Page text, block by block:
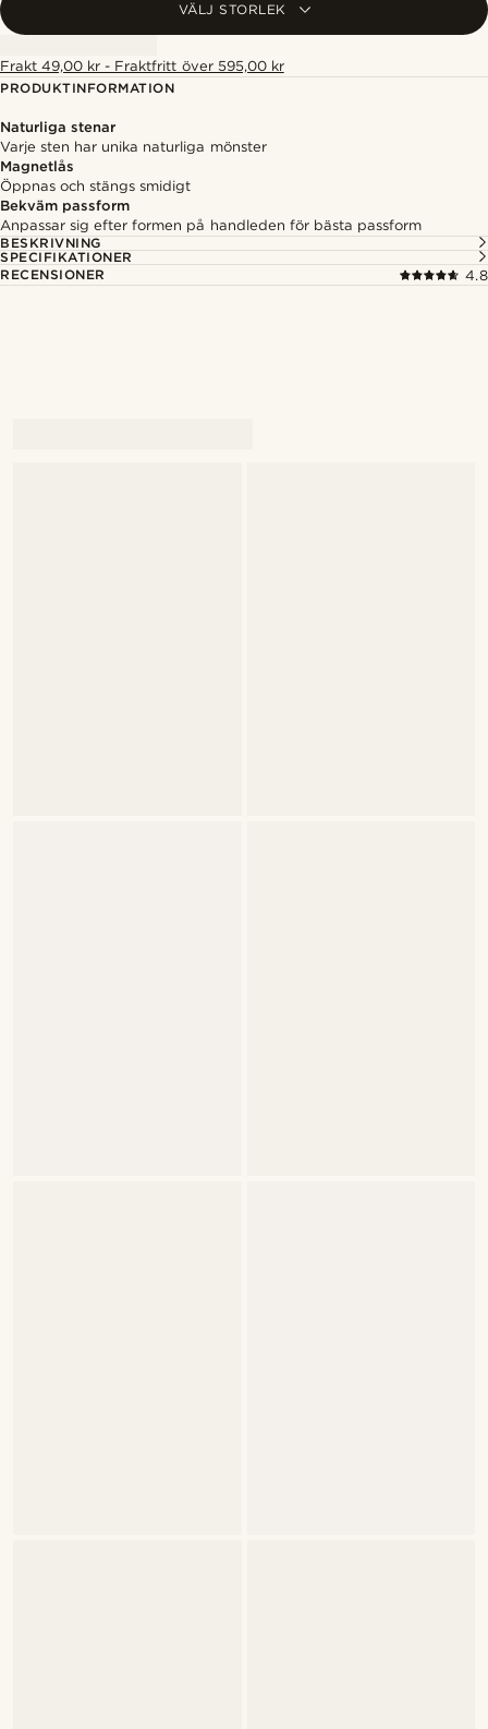
VÄLJ STORLEK
Frakt 49,00 kr - Fraktfritt över 595,00 kr
PRODUKTINFORMATION
Naturliga stenar
Varje sten har unika naturliga mönster
Magnetlås
Öppnas och stängs smidigt
Bekväm passform
Anpassar sig efter formen på handleden för bästa passform
BESKRIVNING
SPECIFIKATIONER
RECENSIONER
4.8